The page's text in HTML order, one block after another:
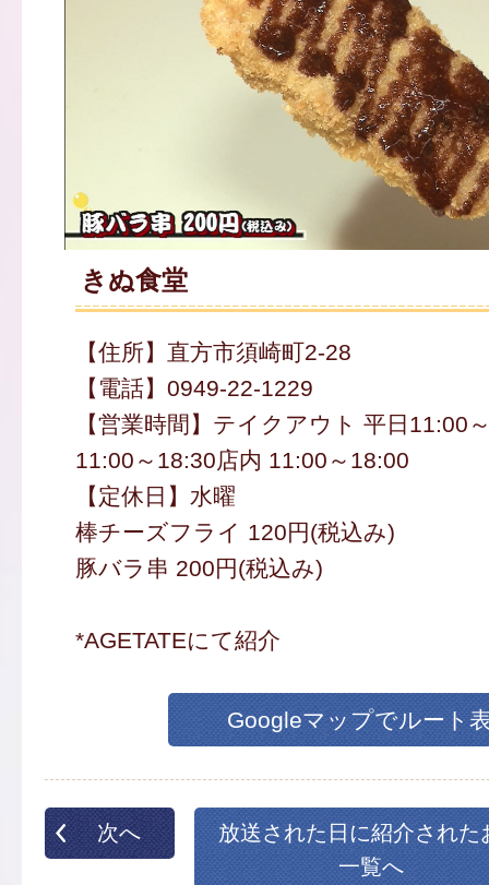
きぬ食堂
【住所】直方市須崎町2-28
【電話】0949-22-1229
【営業時間】テイクアウト 平日11:00
11:00～18:30店内 11:00～18:00
【定休日】水曜
棒チーズフライ 120円(税込み)
豚バラ串 200円(税込み)
*AGETATEにて紹介
Googleマップでルート
次へ
放送された日に紹介された
一覧へ